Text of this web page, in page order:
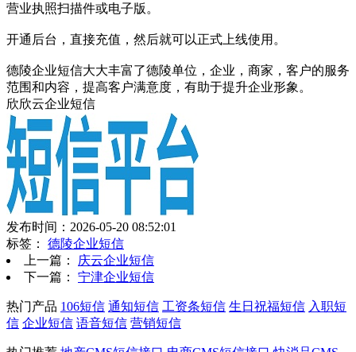
营业执照扫描件或电子版。
开通后台，直接充值，然后就可以正式上线使用。
德陵企业短信大大丰富了德陵单位，企业，商家，客户的服务
范围和内容，提高客户满意度，有助于提升企业形象。
欣欣云企业短信
发布时间：2026-05-20 08:52:01
标签： 德陵企业短信
上一篇： 庆云企业短信
下一篇： 宁津企业短信
热门产品 106短信 通知短信 工资条短信 生日祝福短信 入职短
信 企业短信 语音短信 营销短信